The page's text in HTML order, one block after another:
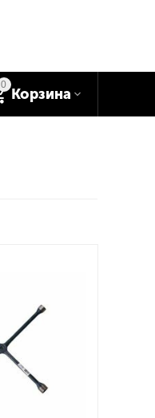
0
Корзина